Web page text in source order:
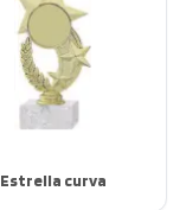
Estrella curva